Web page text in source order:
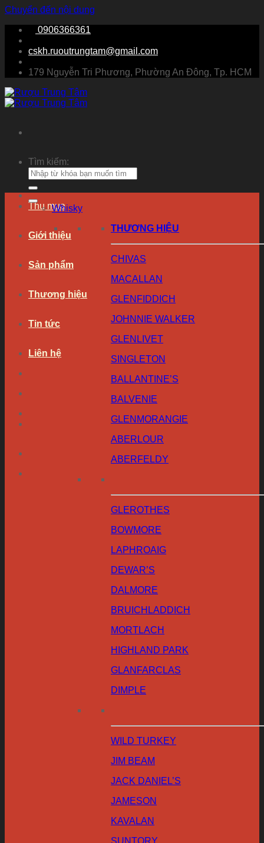
Chuyển đến nội dung
0906366361
cskh.ruoutrungtam@gmail.com
179 Nguyễn Tri Phương, Phường An Đông, Tp. HCM
Tìm kiếm:
Thu mua
Giới thiệu
Sản phẩm
Thương hiệu
Tin tức
Liên hệ
Whisky
THƯƠNG HIỆU
CHIVAS
MACALLAN
GLENFIDDICH
JOHNNIE WALKER
GLENLIVET
SINGLETON
BALLANTINE’S
BALVENIE
GLENMORANGIE
ABERLOUR
ABERFELDY
GLEROTHES
BOWMORE
LAPHROAIG
DEWAR’S
DALMORE
BRUICHLADDICH
MORTLACH
HIGHLAND PARK
GLANFARCLAS
DIMPLE
WILD TURKEY
JIM BEAM
JACK DANIEL’S
JAMESON
KAVALAN
SUNTORY